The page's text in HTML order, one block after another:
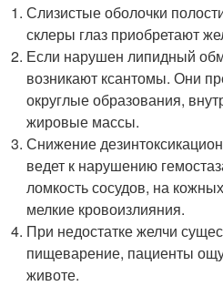
Слизистые оболочки
склеры глаз приобретают
Если нарушен липидный
возникают ксантомы. Они
округлые образования,
жировые массы.
Снижение
ведет к нарушению
ломкость сосудов, на
мелкие кровоизлияния.
При недостатке желчи
пищеварение, пациенты
животе.